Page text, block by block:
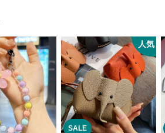
SALE
人気